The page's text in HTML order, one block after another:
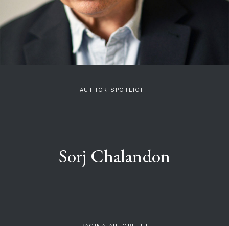
AUTHOR SPOTLIGHT
Sorj Chalandon